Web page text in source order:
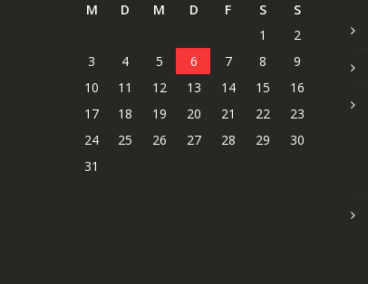
M D M D F S
S
1
2
3
4 5 6 7 8
9
10
11 12 13 14 15
16
17
18 19 20 21 22
23
24
25 26 27 28 29
30
31